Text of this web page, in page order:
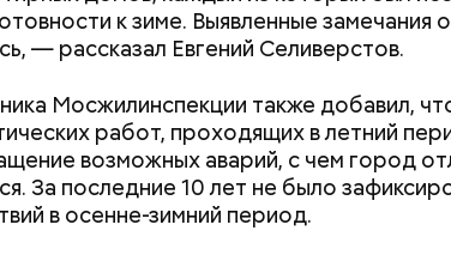
к зиме. Выявленные замечания
— рассказал Евгений Селиверстов.
Мосжилинспекции также добавил,
работ, проходящих в летний
возможных аварий, с чем город
За последние 10 лет не было
в осенне-зимний период.
день уже готово более 50
то есть около 71 километра. В 2023
парка до Лосиного Острова
на улицах между парками. Таким
и литератор Михаил Берлиоз
Неподалеку Аннушка разлила
без головы. Это произошло на
и Ермолаевского переулка. Сейчас
знак с изображением силуэтов
предостерегает от разговоров с
Построю замок, тигра
приручу: топ-7 самых
интересных площадок для
детского досуга в Москве
Стресс
помогут